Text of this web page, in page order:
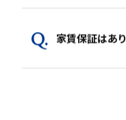
家賃保証はあ